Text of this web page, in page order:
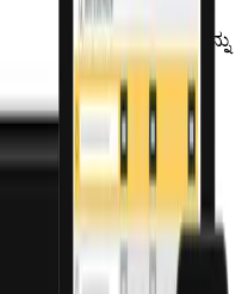
ಮತ್ತು ನಿಮ್ಮ ಸಂಖ್ಯೆಗಳನ್ನು
ಆಫ್‌ಲೈನ್.
ಬದಲಾಗುತ್ತದೆ
ಸಾಲು ಬೆಳೆಯುತ್ತದೆ